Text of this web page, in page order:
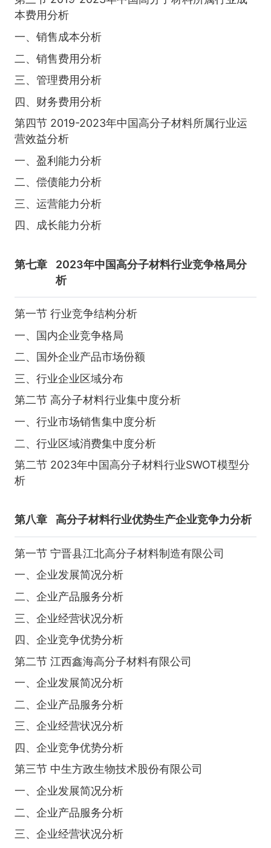
本费用分析
一、销售成本分析
二、销售费用分析
三、管理费用分析
四、财务费用分析
第四节 2019-2023年中国高分子材料所属行业运
营效益分析
一、盈利能力分析
二、偿债能力分析
三、运营能力分析
四、成长能力分析
第七章
2023年中国高分子材料行业竞争格局分
析
第一节 行业竞争结构分析
一、国内企业竞争格局
二、国外企业产品市场份额
三、行业企业区域分布
第二节 高分子材料行业集中度分析
一、行业市场销售集中度分析
二、行业区域消费集中度分析
第二节 2023年中国高分子材料行业SWOT模型分
析
第八章 高分子材料行业优势生产企业竞争力分析
第一节 宁晋县江北高分子材料制造有限公司
一、企业发展简况分析
二、企业产品服务分析
三、企业经营状况分析
四、企业竞争优势分析
第二节 江西鑫海高分子材料有限公司
一、企业发展简况分析
二、企业产品服务分析
三、企业经营状况分析
四、企业竞争优势分析
第三节 中生方政生物技术股份有限公司
一、企业发展简况分析
二、企业产品服务分析
三、企业经营状况分析